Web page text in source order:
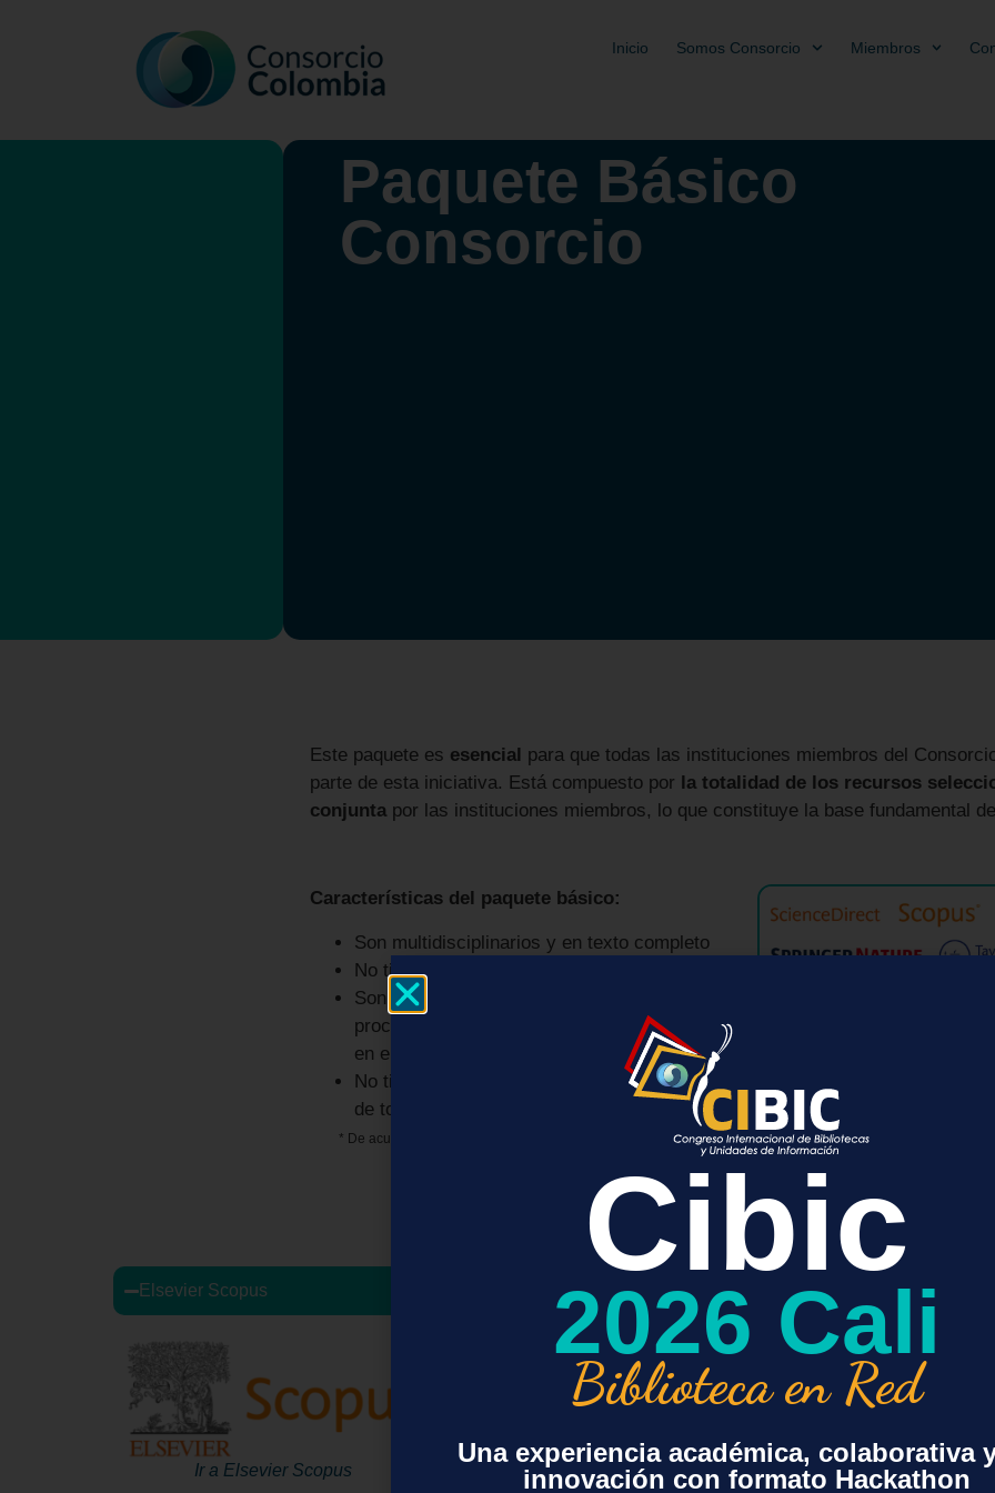
Inicio Somos Consorcio Miembros
Paquete Básico
Consorcio
Este paquete es esencial para que todas las instituciones miembros del
parte de esta iniciativa. Está compuesto por la totalidad de los recursos
conjuntapor las instituciones miembros, lo que constituye la base fundamental
Características del paquete básico:
Son multidisciplinarios y en texto completo
No tienen periodo de embargo
Son recursos de alto impacto, tanto en los
procesos educativos como de investigación
en el país
No tienen limitaciones para su uso por parte
de toda la comunidad académica (*)
* De acuerdo a las políticas de cada institución
Elsevier Scopus
Ir a Elsevier Scopus
Cibic
2026 Cali
Biblioteca en Red
Una experiencia académica, colaborativa
innovación con formato Hackathon